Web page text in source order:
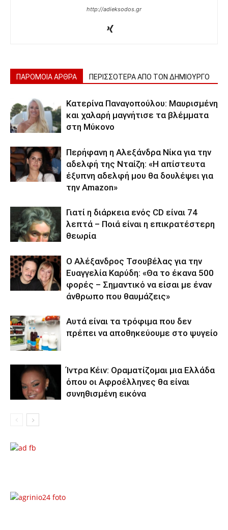
http://adieksodos.gr
ΠΑΡΟΜΟΙΑ ΑΡΘΡΑ ΠΕΡΙΣΣΟΤΕΡΑ ΑΠΟ ΤΟΝ ΔΗΜΙΟΥΡΓΟ
Κατερίνα Παναγοπούλου: Μαυρισμένη
και χαλαρή μαγνήτισε τα βλέμματα
στη Μύκονο
Περήφανη η Αλεξάνδρα Νίκα για την
αδελφή της Νταίζη: «Η απίστευτα
έξυπνη αδελφή μου θα δουλέψει για
την Amazon»
Γιατί η διάρκεια ενός CD είναι 74
λεπτά – Ποιά είναι η επικρατέστερη
θεωρία
Ο Αλέξανδρος Τσουβέλας για την
Ευαγγελία Καρύδη: «Θα το έκανα 500
φορές – Σημαντικό να είσαι με έναν
άνθρωπο που θαυμάζεις»
Αυτά είναι τα τρόφιμα που δεν
πρέπει να αποθηκεύουμε στο ψυγείο
Ίντρα Κέιν: Οραματίζομαι μια Ελλάδα
όπου οι Αφροέλληνες θα είναι
συνηθισμένη εικόνα